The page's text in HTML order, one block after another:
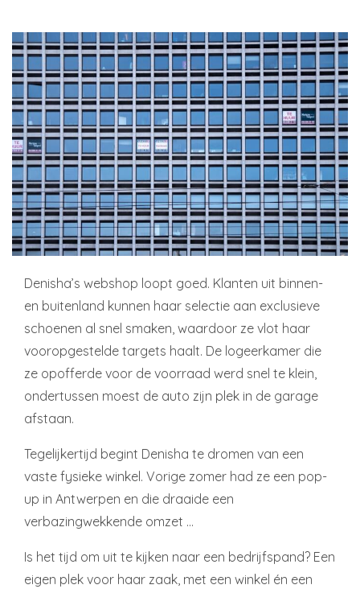
Denisha’s webshop loopt goed. Klanten uit binnen-
en buitenland kunnen haar selectie aan exclusieve
schoenen al snel smaken, waardoor ze vlot haar
vooropgestelde targets haalt. De logeerkamer die
ze opofferde voor de voorraad werd snel te klein,
ondertussen moest de auto zijn plek in de garage
afstaan.
Tegelijkertijd begint Denisha te dromen van een
vaste fysieke winkel. Vorige zomer had ze een pop-
up in Antwerpen en die draaide een
verbazingwekkende omzet …
Is het tijd om uit te kijken naar een bedrijfspand? Een
eigen plek voor haar zaak, met een winkel én een